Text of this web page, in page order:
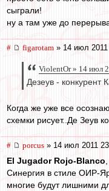
сыграли!
ну а там уже до
# figarotam » 14 июл
ViolentOr » 14 июл
Дезеув - конкурент
Когда же уже все
схемки рисует..Де Зеув
# porcus » 14 июл 2011
El Jugador Rojo-Blanco
Синергия в стиле ОИР-
многие будут лишними